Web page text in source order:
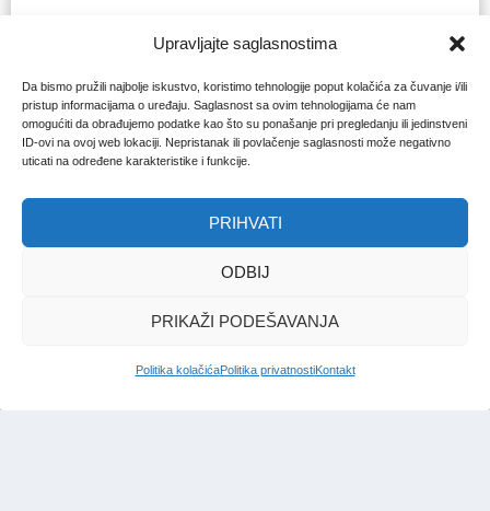
Upravljajte saglasnostima
Da bismo pružili najbolje iskustvo, koristimo tehnologije poput kolačića za čuvanje i/ili
pristup informacijama o uređaju. Saglasnost sa ovim tehnologijama će nam
omogućiti da obrađujemo podatke kao što su ponašanje pri pregledanju ili jedinstveni
ID-ovi na ovoj web lokaciji. Nepristanak ili povlačenje saglasnosti može negativno
uticati na određene karakteristike i funkcije.
PRIHVATI
ODBIJ
PRIKAŽI PODEŠAVANJA
Politika kolačićaPolitika privatnostiKontakt